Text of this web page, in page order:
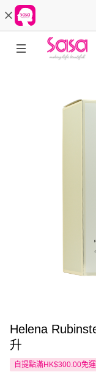
Helena
升
自提點滿HK$300.00免